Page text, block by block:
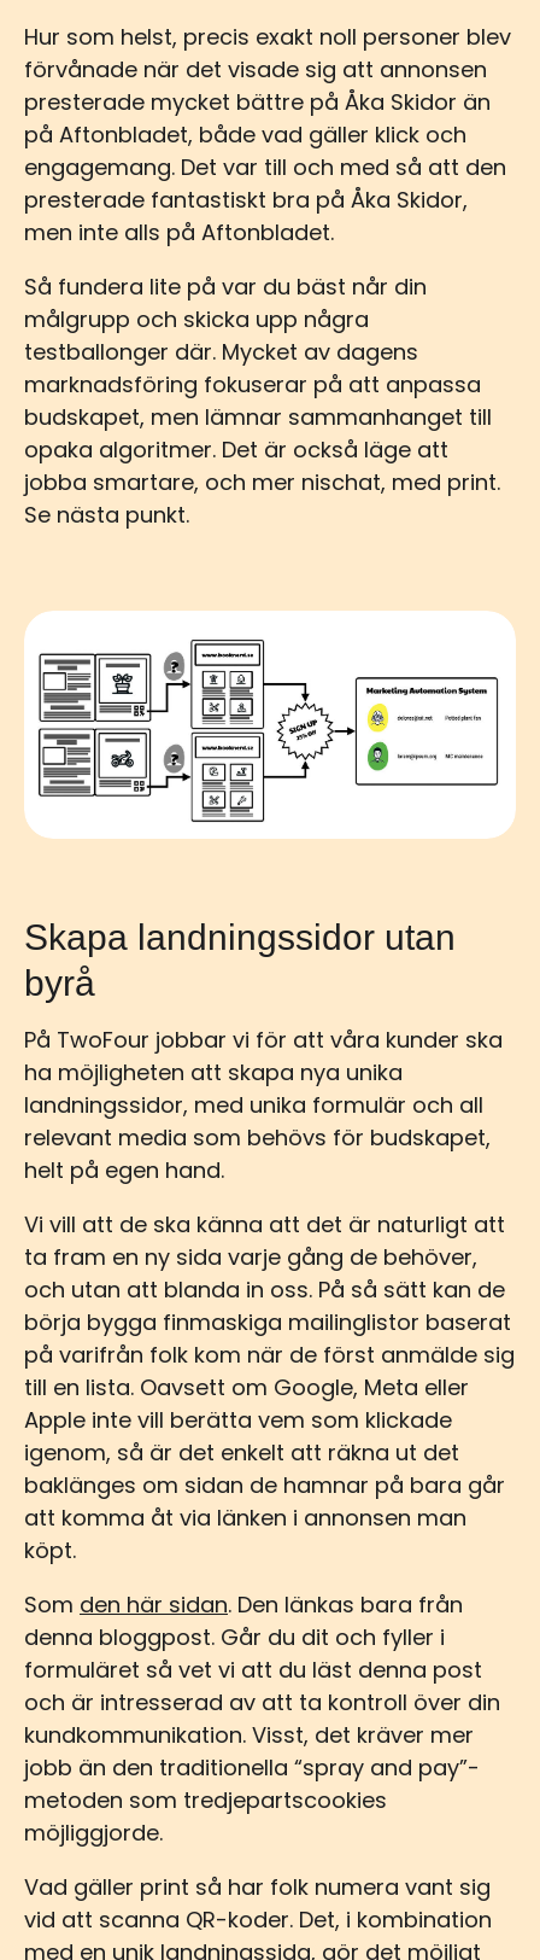
Hur som helst, precis exakt noll personer blev
förvånade när det visade sig att annonsen
presterade mycket bättre på Åka Skidor än
på Aftonbladet, både vad gäller klick och
engagemang. Det var till och med så att den
presterade fantastiskt bra på Åka Skidor,
men inte alls på Aftonbladet.
Så fundera lite på var du bäst når din
målgrupp och skicka upp några
testballonger där. Mycket av dagens
marknadsföring fokuserar på att anpassa
budskapet, men lämnar sammanhanget till
opaka algoritmer. Det är också läge att
jobba smartare, och mer nischat, med print.
Se nästa punkt.
Skapa landningssidor utan
byrå
På TwoFour jobbar vi för att våra kunder ska
ha möjligheten att skapa nya unika
landningssidor, med unika formulär och all
relevant media som behövs för budskapet,
helt på egen hand.
Vi vill att de ska känna att det är naturligt att
ta fram en ny sida varje gång de behöver,
och utan att blanda in oss. På så sätt kan de
börja bygga finmaskiga mailinglistor baserat
på varifrån folk kom när de först anmälde sig
till en lista. Oavsett om Google, Meta eller
Apple inte vill berätta vem som klickade
igenom, så är det enkelt att räkna ut det
baklänges om sidan de hamnar på bara går
att komma åt via länken i annonsen man
köpt.
Som den här sidan. Den länkas bara från
denna bloggpost. Går du dit och fyller i
formuläret så vet vi att du läst denna post
och är intresserad av att ta kontroll över din
kundkommunikation. Visst, det kräver mer
jobb än den traditionella “spray and pay”-
metoden som tredjepartscookies
möjliggjorde.
Vad gäller print så har folk numera vant sig
vid att scanna QR-koder. Det, i kombination
med en unik landningssida, gör det möjligt